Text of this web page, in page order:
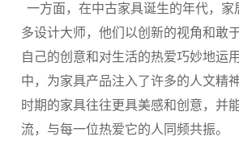
一方面，在中古家具诞生的年代，家
多设计大师，他们以创新的视角和敢
自己的创意和对生活的热爱巧妙地运
中，为家具产品注入了许多的人文精
时期的家具往往更具美感和创意，并
流，与每一位热爱它的人同频共振。